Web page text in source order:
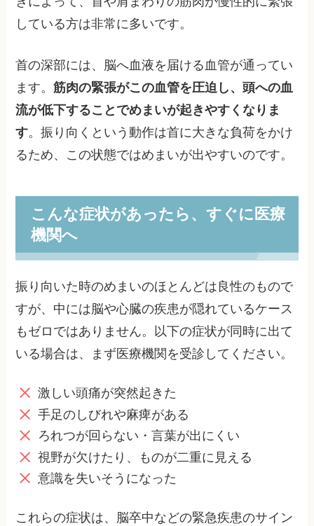
している方は非常に多いです。
首の深部には、脳へ血液を届ける血管が通ってい
ます。筋肉の緊張がこの血管を圧迫し、頭への血
流が低下することでめまいが起きやすくなりま
す。振り向くという動作は首に大きな負荷をかけ
るため、この状態ではめまいが出やすいのです。
こんな症状があったら、すぐに医療
機関へ
振り向いた時のめまいのほとんどは良性のもので
すが、中には脳や心臓の疾患が隠れているケース
もゼロではありません。以下の症状が同時に出て
いる場合は、まず医療機関を受診してください。
激しい頭痛が突然起きた
手足のしびれや麻痺がある
ろれつが回らない・言葉が出にくい
視野が欠けたり、ものが二重に見える
意識を失いそうになった
これらの症状は、脳卒中などの緊急疾患のサイン